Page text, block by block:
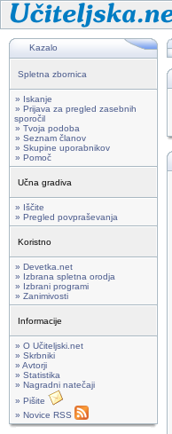
Kazalo
Spletna zbornica
» Iskanje
» Prijava za pregled zasebnih
sporočil
» Tvoja podoba
» Seznam članov
» Skupine uporabnikov
» Pomoč
Učna gradiva
» Iščite
» Pregled povpraševanja
Koristno
» Devetka.net
» Izbrana spletna orodja
» Izbrani programi
» Zanimivosti
Informacije
» O Učiteljski.net
» Skrbniki
» Avtorji
» Statistika
» Nagradni natečaji
» Pišite
» Novice RSS